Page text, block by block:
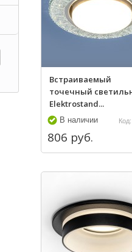
Встраиваемый
точечный
Elektrostand...
В наличии
806 руб.